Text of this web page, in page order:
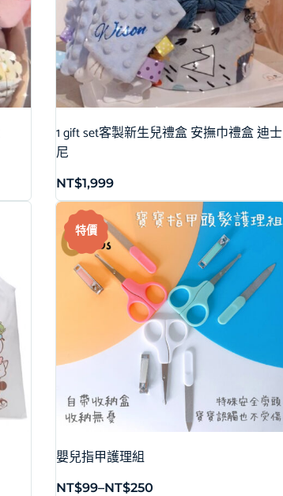
1 gift set客製新生兒禮盒 安撫巾禮盒 迪士
尼
NT$1,999
特價
嬰兒指甲護理組
NT$99–NT$250